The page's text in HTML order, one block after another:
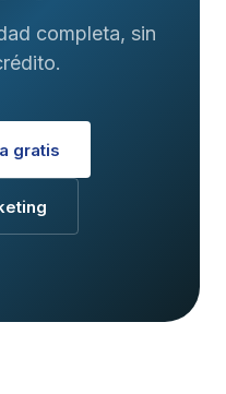
completa, sin
gratis